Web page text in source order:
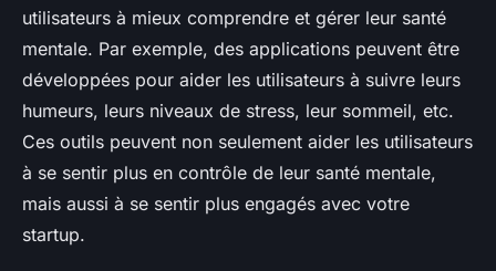
utilisateurs à mieux comprendre et gérer leur santé
mentale. Par exemple, des applications peuvent être
développées pour aider les utilisateurs à suivre leurs
humeurs, leurs niveaux de stress, leur sommeil, etc.
Ces outils peuvent non seulement aider les utilisateurs
à se sentir plus en contrôle de leur santé mentale,
mais aussi à se sentir plus engagés avec votre
startup.